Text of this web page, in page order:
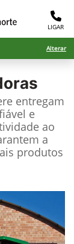
LIGAR
Alterar
entregam
e
ao
a
produtos